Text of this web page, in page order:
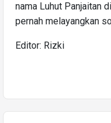
nama Luhut Panjaitan
pernah melayangkan
Editor: Rizki